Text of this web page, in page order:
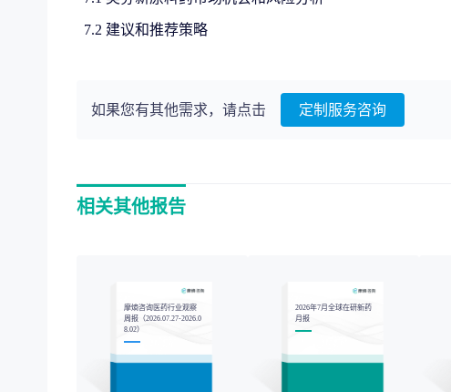
7.2 建议和推荐策略
如果您有其他需求，请点击 定制服务咨询
相关其他报告
摩熵咨询医药行业观察
周报（2026.07.27-2026.0
8.02）
2026年7月全球在研新药
月报